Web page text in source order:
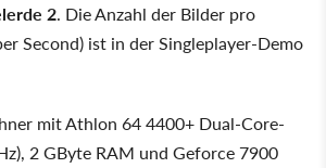
2. Die Anzahl der Bilder pro
Second) ist in der Singleplayer-Demo
mit Athlon 64 4400+ Dual-Core-
2 GByte RAM und Geforce 7900